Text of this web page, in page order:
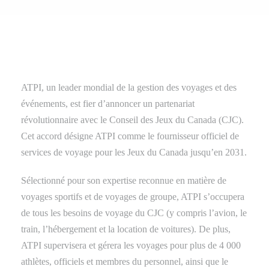
ATPI, un leader mondial de la gestion des voyages et des
événements, est fier d’annoncer un partenariat
révolutionnaire avec le Conseil des Jeux du Canada (CJC).
Cet accord désigne ATPI comme le fournisseur officiel de
services de voyage pour les Jeux du Canada jusqu’en 2031.
Sélectionné pour son expertise reconnue en matière de
voyages sportifs et de voyages de groupe, ATPI s’occupera
de tous les besoins de voyage du CJC (y compris l’avion, le
train, l’hébergement et la location de voitures). De plus,
ATPI supervisera et gérera les voyages pour plus de 4 000
athlètes, officiels et membres du personnel, ainsi que le